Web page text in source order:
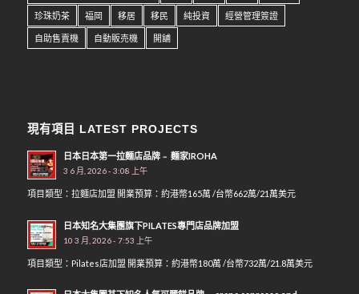
珍珠奶茶 福岡 移居 移民 純投資 經營管理簽證
自助售賣機 自動販売機 開舖
現有項目 LATEST PROJECTS
日本日本第一拉麵店品牌﹣ 麵家IROHA
3 6 月, 2026 - 3:08 上午
項目類型：拉麵店加盟 開業預算：約港幣165萬 /台幣662萬/21萬美元
日本知名大集團旗下PILATES專門店品牌加盟
10 3 月, 2026 - 7:53 上午
項目類型：Pilates店加盟 開業預算：約港幣180萬 /台幣732萬/21.8萬美元